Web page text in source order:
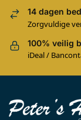
14 dagen
Zorgvuldige
100% veilig
iDeal /